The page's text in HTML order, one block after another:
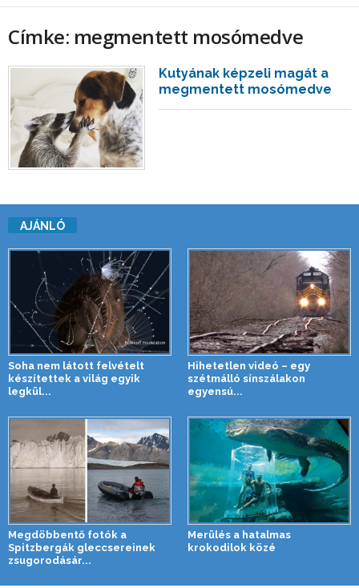
Címke: megmentett mosómedve
Kutyának képzeli magát a
megmentett mosómedve
AJÁNLÓ
Soha nem látott felvételt
készítettek a világ egyik
legkül...
Hihetetlen videó – egy
szétmálló sínszálakon
egyensú...
Megdöbbentő fotók a
Spitzbergák gleccsereinek
zsugorodásár...
Merülés a hatalmas
krokodilok közé